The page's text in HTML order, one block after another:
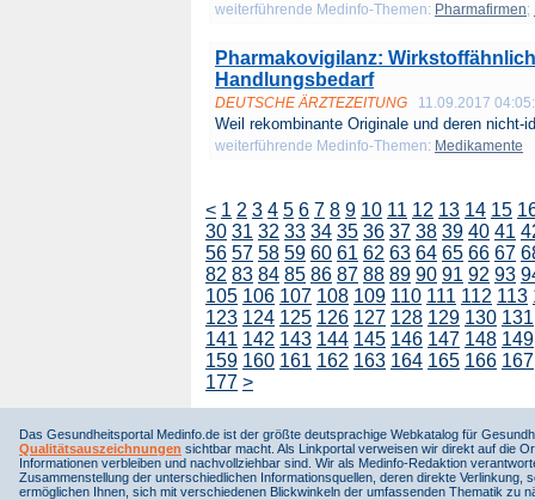
weiterführende Medinfo-Themen: Pharmafirmen;
Pharmakovigilanz:
Handlungsbedarf
DEUTSCHE ÄRZTEZEITUNG 11.09.2017
Weil rekombinante Originale und deren nicht-
weiterführende Medinfo-Themen: Medikamente
< 1 2 3 4 5 6 7 8 9 10 11 12 13 14 15
30 31 32 33 34 35 36 37 38 39 40 41
56 57 58 59 60 61 62 63 64 65 66 67
82 83 84 85 86 87 88 89 90 91 92 93
105 106 107 108 109 110 111 112 113
123 124 125 126 127 128 129 130 131
141 142 143 144 145 146 147 148 149
159 160 161 162 163 164 165 166 167
177 >
Das Gesundheitsportal Medinfo.de ist der größte deutsprachige Webkatalog für
Qualitätsauszeichnungen sichtbar macht. Als Linkportal verweisen wir direkt auf die
Informationen verbleiben und nachvollziehbar sind. Wir als Medinfo-Redaktion
Zusammenstellung der unterschiedlichen Informationsquellen, deren direkte
ermöglichen Ihnen, sich mit verschiedenen Blickwinkeln der umfassenden Thematik